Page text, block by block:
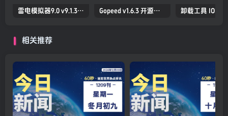
雷电模拟器9.0 v9.1.30.0 去广告纯净版 Gopeed v1.6.3 开源下载器 支持全平台
相关推荐